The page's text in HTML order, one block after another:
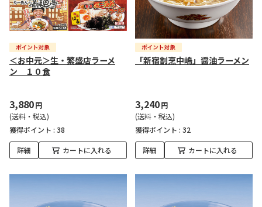
＜お中元＞生・繁盛店ラーメ
ン １０食
3,880円
(送料・税込)
獲得ポイント : 38
詳細 カートに入れる
「新宿割烹中嶋」醤油ラーメン
3,240円
(送料・税込)
獲得ポイント : 32
詳細 カートに入れる